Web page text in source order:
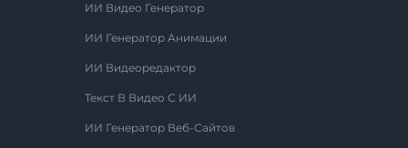
ИИ Видео Генератор
ИИ Генератор Анимации
ИИ Видеоредактор
Текст В Видео С ИИ
ИИ Генератор Веб-Сайтов